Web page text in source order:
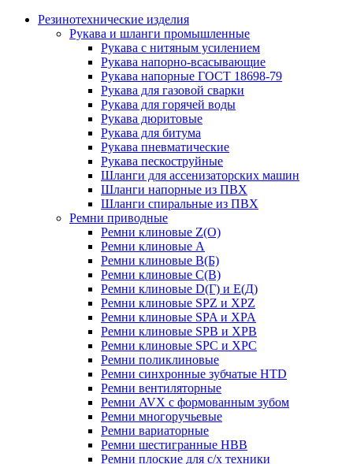
Резинотехнические изделия
Рукава и шланги промышленные
Рукава с нитяным усилением
Рукава напорно-всасывающие
Рукава напорные ГОСТ 18698-79
Рукава для газовой сварки
Рукава для горячей воды
Рукава дюритовые
Рукава для битума
Рукава пневматические
Рукава пескоструйные
Шланги для ассенизаторских машин
Шланги напорные из ПВХ
Шланги спиральные из ПВХ
Ремни приводные
Ремни клиновые Z(О)
Ремни клиновые А
Ремни клиновые В(Б)
Ремни клиновые С(В)
Ремни клиновые D(Г) и Е(Д)
Ремни клиновые SPZ и XPZ
Ремни клиновые SPA и XPA
Ремни клиновые SPB и XPB
Ремни клиновые SPC и XPC
Ремни поликлиновые
Ремни синхронные зубчатые HTD
Ремни вентиляторные
Ремни AVX с формованным зубом
Ремни многоручьевые
Ремни вариаторные
Ремни шестигранные HBB
Ремни плоские для с/х техники